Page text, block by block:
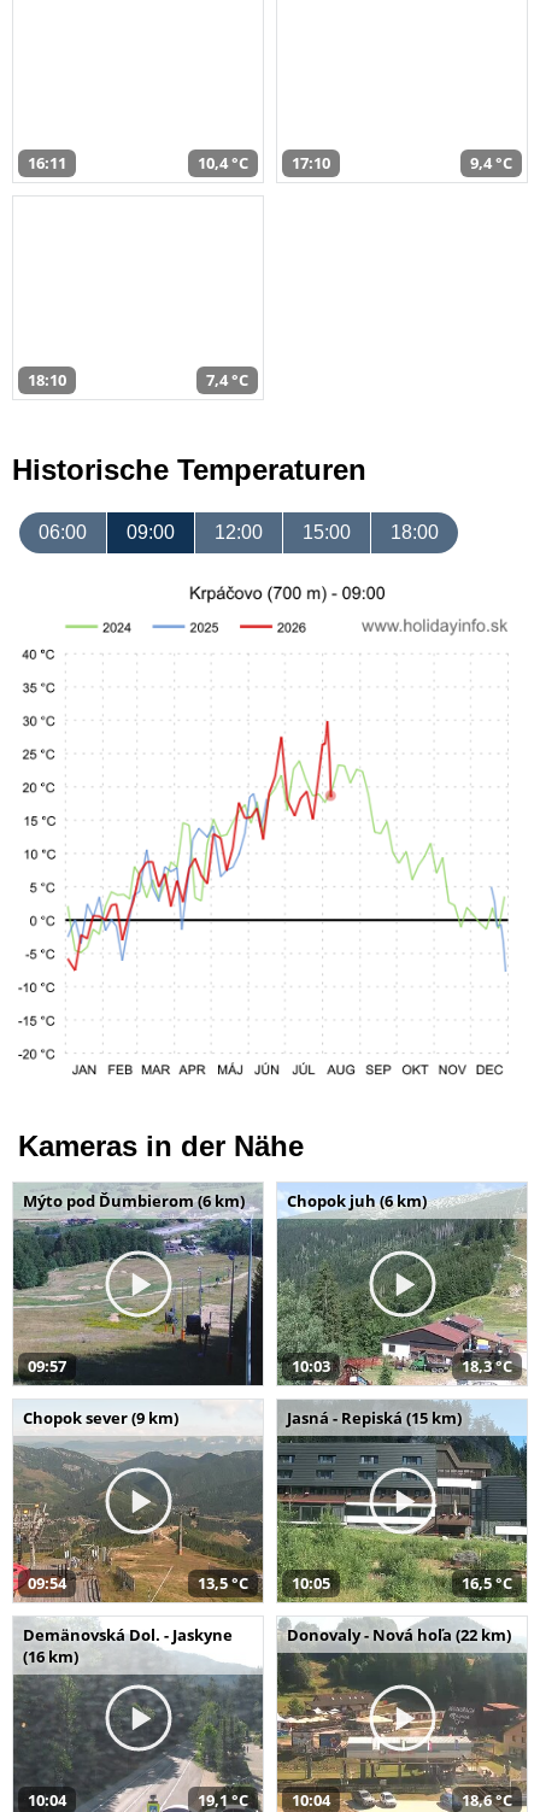
16:11 10,4 °C 17:10 9,4 °C
18:10 7,4 °C
Historische Temperaturen
06:00 09:00 12:00 15:00 18:00
Kameras in der Nähe
Mýto pod Ďumbierom (6 km)
09:57
Chopok juh (6 km)
10:03 18,3 °C
Chopok sever (9 km)
09:54 13,5 °C
Jasná - Repiská (15 km)
10:05 16,5 °C
Demänovská Dol. - Jaskyne
(16 km)
10:04 19,1 °C
Donovaly - Nová hoľa (22 km)
10:04 18,6 °C